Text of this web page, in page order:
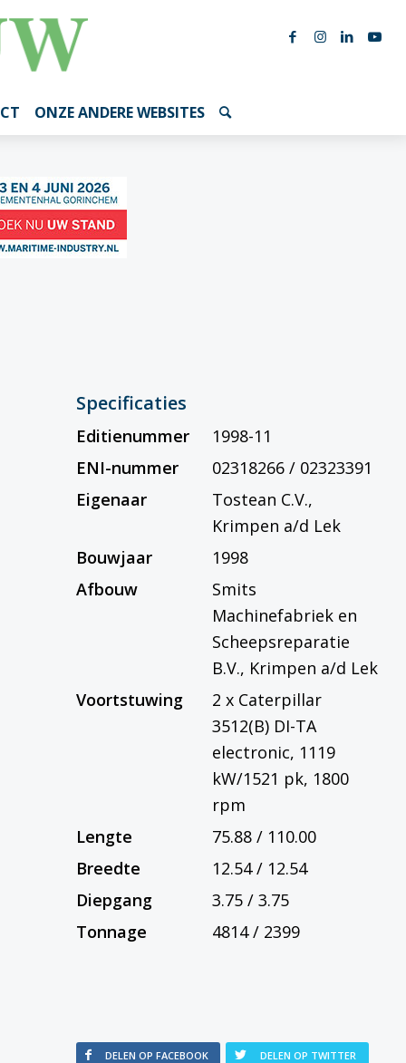
ONZE ANDERE WEBSITES
Specificaties
Editienummer
1998-11
ENI-nummer
02318266 / 02323391
Eigenaar
Tostean C.V.,
Krimpen a/d Lek
Bouwjaar
1998
Afbouw
Smits
Machinefabriek en
Scheepsreparatie
B.V., Krimpen a/d Lek
Voortstuwing
2 x Caterpillar
3512(B) DI-TA
electronic, 1119
kW/1521 pk, 1800
rpm
Lengte
75.88 / 110.00
Breedte
12.54 / 12.54
Diepgang
3.75 / 3.75
Tonnage
4814 / 2399
DELEN OP FACEBOOK DELEN OP TWITTER